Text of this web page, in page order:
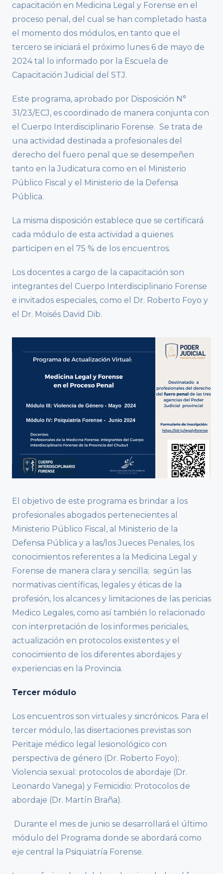
capacitación en Medicina Legal y Forense en el
proceso penal, del cual se han completado hasta
el momento dos módulos, en tanto que el
tercero se iniciará el próximo lunes 6 de mayo de
2024 tal lo informado por la Escuela de
Capacitación Judicial del STJ.
Este programa, aprobado por Disposición N°
31/23/ECJ, es coordinado de manera conjunta con
el Cuerpo Interdisciplinario Forense. Se trata de
una actividad destinada a profesionales del
derecho del fuero penal que se desempeñen
tanto en la Judicatura como en el Ministerio
Público Fiscal y el Ministerio de la Defensa
Pública.
La misma disposición establece que se certificará
cada módulo de esta actividad a quienes
participen en el 75 % de los encuentros.
Los docentes a cargo de la capacitación son
integrantes del Cuerpo Interdisciplinario Forense
e invitados especiales, como el Dr. Roberto Foyo y
el Dr. Moisés David Dib.
El objetivo de este programa es brindar a los
profesionales abogados pertenecientes al
Ministerio Público Fiscal, al Ministerio de la
Defensa Pública y a las/los Jueces Penales, los
conocimientos referentes a la Medicina Legal y
Forense de manera clara y sencilla; según las
normativas científicas, legales y éticas de la
profesión, los alcances y limitaciones de las pericias
Medico Legales, como así también lo relacionado
con interpretación de los informes periciales,
actualización en protocolos existentes y el
conocimiento de los diferentes abordajes y
experiencias en la Provincia.
Tercer módulo
Los encuentros son virtuales y sincrónicos. Para el
tercer módulo, las disertaciones previstas son
Peritaje médico legal lesionológico con
perspectiva de género (Dr. Roberto Foyo);
Violencia sexual: protocolos de abordaje (Dr.
Leonardo Vanega) y Femicidio: Protocolos de
abordaje (Dr. Martín Braña).
Durante el mes de junio se desarrollará el último
módulo del Programa donde se abordará como
eje central la Psiquiatría Forense.